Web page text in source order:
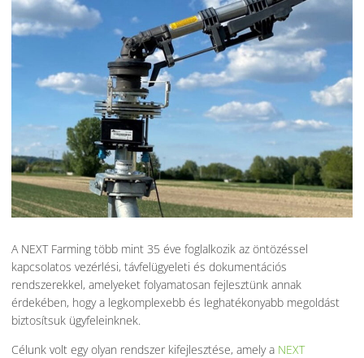
A NEXT Farming több mint 35 éve foglalkozik az öntözéssel
kapcsolatos vezérlési, távfelügyeleti és dokumentációs
rendszerekkel, amelyeket folyamatosan fejlesztünk annak
érdekében, hogy a legkomplexebb és leghatékonyabb megoldást
biztosítsuk ügyfeleinknek.
Célunk volt egy olyan rendszer kifejlesztése, amely a NEXT